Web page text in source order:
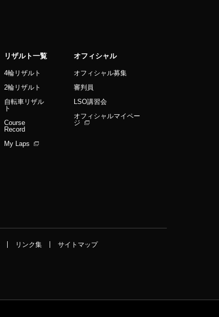
リザルト一覧
4輪リザルト
2輪リザルト
自転車リザル
ト
Course
Record
My Laps
オフィシャル
オフィシャル募集
審判員
LSO講習会
オフィシャルマイペー
ジ
リンク集 サイトマップ